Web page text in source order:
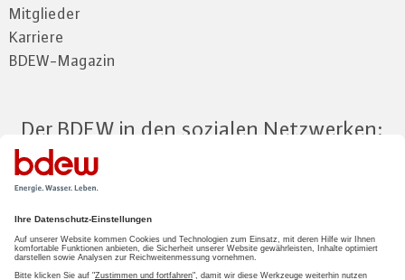
Mitglieder
Karriere
BDEW-Magazin
Der BDEW in den sozialen Netzwerken:
Zum Mitgliederbereich